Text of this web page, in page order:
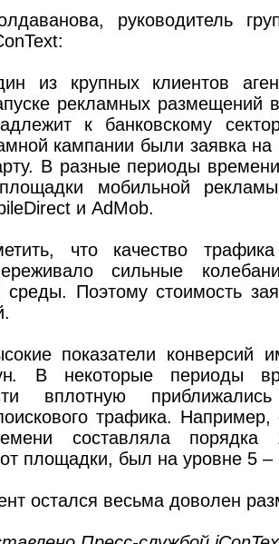
руководитель
из крупных клиентов
рекламных размещений
к банковскому
кампании были заявка на
В разные периоды
мобильной
и AdMob.
что качество
сильные
среды. Поэтому стоимость
показатели конверсий
В некоторые периоды
вплотную
трафика. Например,
составляла
площадки, был на уровне 5 –
остался весьма доволен